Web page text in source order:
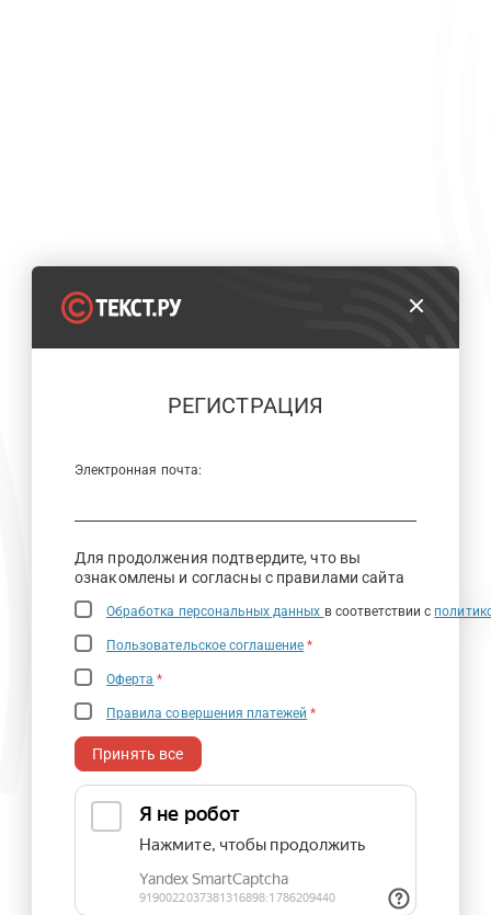
РЕГИСТРАЦИЯ
Электронная почта:
Для продолжения подтвердите, что вы
ознакомлены и согласны с правилами сайта
Обработка персональных данных в соответствии с
Пользовательское соглашение *
Оферта *
Правила совершения платежей *
Принять все